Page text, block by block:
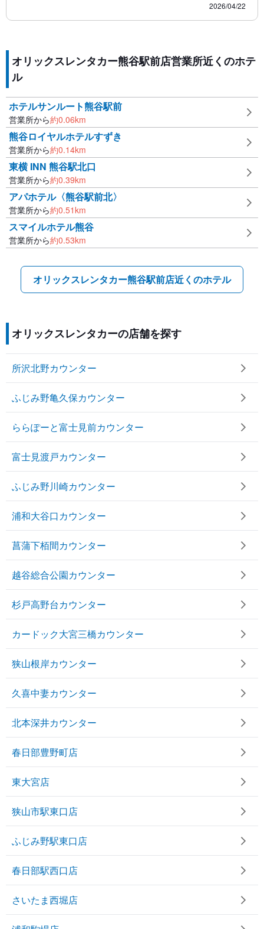
2026/04/22
オリックスレンタカー熊谷駅前店営業所近くのホテ
ル
ホテルサンルート熊谷駅前
営業所から約0.06km
熊谷ロイヤルホテルすずき
営業所から約0.14km
東横 INN 熊谷駅北口
営業所から約0.39km
アパホテル〈熊谷駅前北〉
営業所から約0.51km
スマイルホテル熊谷
営業所から約0.53km
オリックスレンタカー熊谷駅前店近くのホテル
オリックスレンタカーの店舗を探す
所沢北野カウンター
ふじみ野亀久保カウンター
ららぽーと富士見前カウンター
富士見渡戸カウンター
ふじみ野川崎カウンター
浦和大谷口カウンター
菖蒲下栢間カウンター
越谷総合公園カウンター
杉戸高野台カウンター
カードック大宮三橋カウンター
狭山根岸カウンター
久喜中妻カウンター
北本深井カウンター
春日部豊野町店
東大宮店
狭山市駅東口店
ふじみ野駅東口店
春日部駅西口店
さいたま西堀店